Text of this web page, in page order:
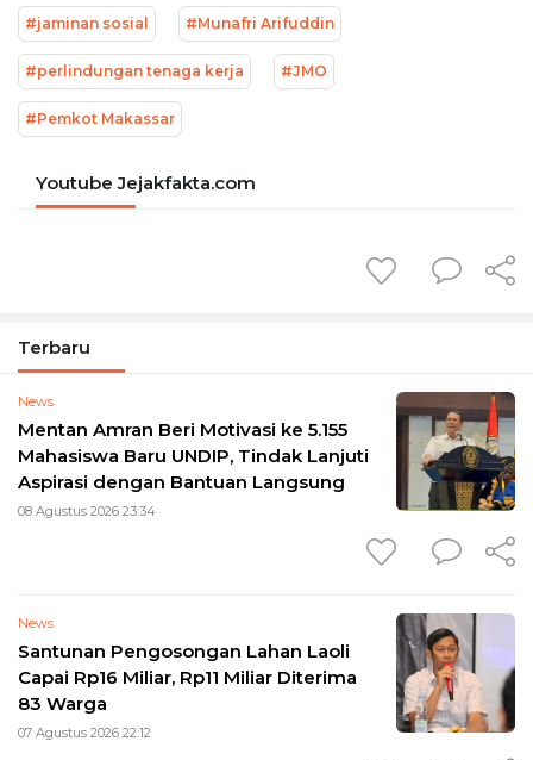
#jaminan sosial #Munafri Arifuddin
#perlindungan tenaga kerja #JMO
#Pemkot Makassar
Youtube Jejakfakta.com
Terbaru
News
Mentan Amran Beri Motivasi ke 5.155
Mahasiswa Baru UNDIP, Tindak Lanjuti
Aspirasi dengan Bantuan Langsung
08 Agustus 2026 23:34
News
Santunan Pengosongan Lahan Laoli
Capai Rp16 Miliar, Rp11 Miliar Diterima
83 Warga
07 Agustus 2026 22:12